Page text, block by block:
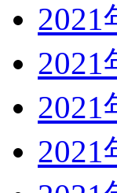
2021
2021
2021
2021